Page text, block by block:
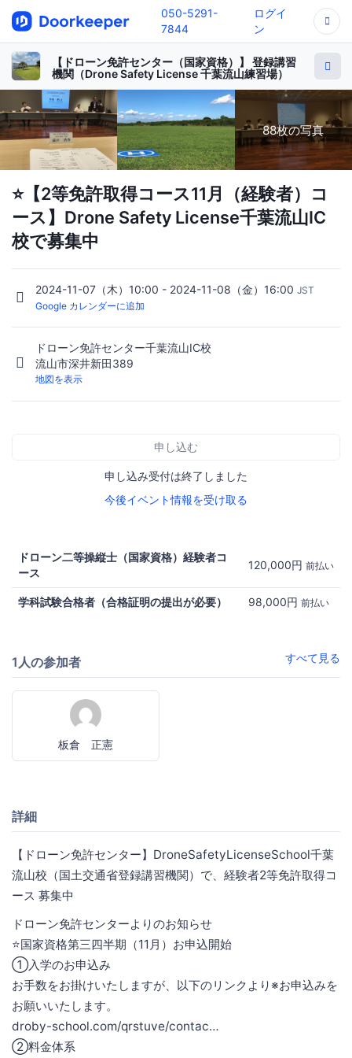
050-5291-
7844
ログイ
ン
【ドローン免許センター（国家資格）】 登録講習
機関（Drone Safety License 千葉流山練習場）
88枚の写真
⭐️【2等免許取得コース11月（経験者）コ
ース】Drone Safety License千葉流山IC
校で募集中
2024-11-07（木）10:00 - 2024-11-08（金）16:00 JST
Google カレンダーに追加
ドローン免許センター千葉流山IC校
流山市深井新田389
地図を表示
申し込む
申し込み受付は終了しました
今後イベント情報を受け取る
ドローン二等操縦士（国家資格）経験者コ
ース
120,000円 前払い
学科試験合格者（合格証明の提出が必要） 98,000円 前払い
1人の参加者 すべて見る
板倉 正憲
詳細
【ドローン免許センター】DroneSafetyLicenseSchool千葉
流山校（国土交通省登録講習機関）で、経験者2等免許取得コ
ース 募集中
ドローン免許センターよりのお知らせ
⭐️国家資格第三四半期（11月）お申込開始
①入学のお申込み
お手数をお掛けいたしますが、以下のリンクより※お申込みを
お願いいたします。
droby-school.com/qrstuve/contac…
②料金体系